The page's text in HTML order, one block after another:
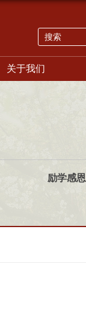
关于我们
励学感恩